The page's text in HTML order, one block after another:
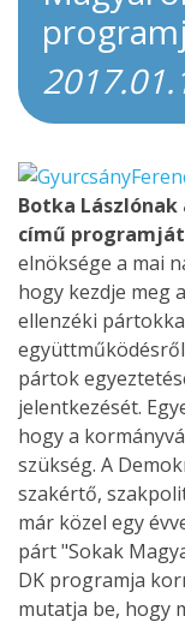
Botka
című
elnöksége a mai
hogy kezdje meg
ellenzéki
pártok
jelentkezését.
hogy a
szükség. A
szakértő,
már közel egy
párt "Sokak
DK programja
mutatja be, hogy